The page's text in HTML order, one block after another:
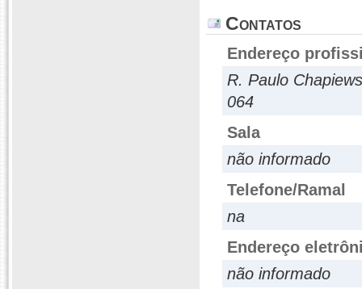
Contatos
Endereço
R. Paulo
064
Sala
não informado
Telefone/Ramal
na
Endereço
não informado